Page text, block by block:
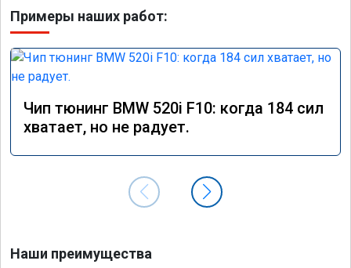
Примеры наших работ:
Чип тюнинг BMW 520i F10: когда 184 сил
хватает, но не радует.
Наши преимущества